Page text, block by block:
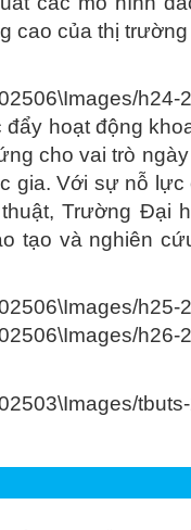
cao của thị
hoạt động
cho vai trò
gia. Với sự nỗ
Trường Đại
tạo và nghiên